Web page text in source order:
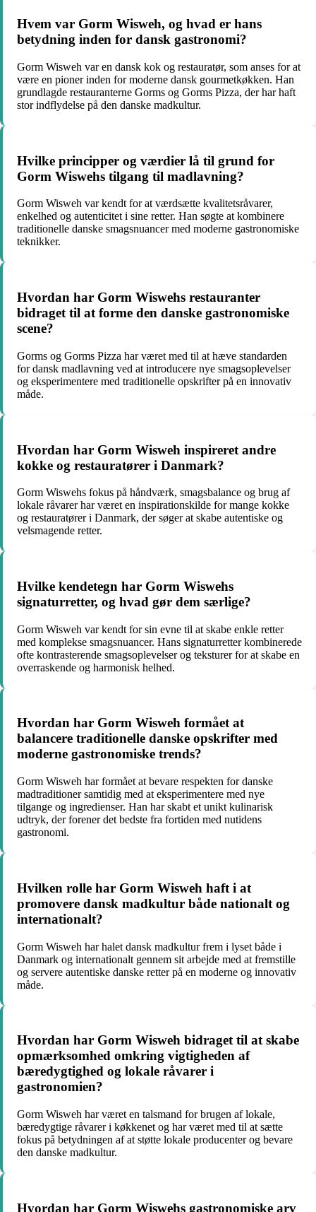
Hvem var Gorm Wisweh, og hvad er hans
betydning inden for dansk gastronomi?
Gorm Wisweh var en dansk kok og restauratør, som anses for at
være en pioner inden for moderne dansk gourmetkøkken. Han
grundlagde restauranterne Gorms og Gorms Pizza, der har haft
stor indflydelse på den danske madkultur.
Hvilke principper og værdier lå til grund for
Gorm Wiswehs tilgang til madlavning?
Gorm Wisweh var kendt for at værdsætte kvalitetsråvarer,
enkelhed og autenticitet i sine retter. Han søgte at kombinere
traditionelle danske smagsnuancer med moderne gastronomiske
teknikker.
Hvordan har Gorm Wiswehs restauranter
bidraget til at forme den danske gastronomiske
scene?
Gorms og Gorms Pizza har været med til at hæve standarden
for dansk madlavning ved at introducere nye smagsoplevelser
og eksperimentere med traditionelle opskrifter på en innovativ
måde.
Hvordan har Gorm Wisweh inspireret andre
kokke og restauratører i Danmark?
Gorm Wiswehs fokus på håndværk, smagsbalance og brug af
lokale råvarer har været en inspirationskilde for mange kokke
og restauratører i Danmark, der søger at skabe autentiske og
velsmagende retter.
Hvilke kendetegn har Gorm Wiswehs
signaturretter, og hvad gør dem særlige?
Gorm Wisweh var kendt for sin evne til at skabe enkle retter
med komplekse smagsnuancer. Hans signaturretter kombinerede
ofte kontrasterende smagsoplevelser og teksturer for at skabe en
overraskende og harmonisk helhed.
Hvordan har Gorm Wisweh formået at
balancere traditionelle danske opskrifter med
moderne gastronomiske trends?
Gorm Wisweh har formået at bevare respekten for danske
madtraditioner samtidig med at eksperimentere med nye
tilgange og ingredienser. Han har skabt et unikt kulinarisk
udtryk, der forener det bedste fra fortiden med nutidens
gastronomi.
Hvilken rolle har Gorm Wisweh haft i at
promovere dansk madkultur både nationalt og
internationalt?
Gorm Wisweh har halet dansk madkultur frem i lyset både i
Danmark og internationalt gennem sit arbejde med at fremstille
og servere autentiske danske retter på en moderne og innovativ
måde.
Hvordan har Gorm Wisweh bidraget til at skabe
opmærksomhed omkring vigtigheden af
bæredygtighed og lokale råvarer i
gastronomien?
Gorm Wisweh har været en talsmand for brugen af lokale,
bæredygtige råvarer i køkkenet og har været med til at sætte
fokus på betydningen af at støtte lokale producenter og bevare
den danske madkultur.
Hvordan har Gorm Wiswehs gastronomiske arv